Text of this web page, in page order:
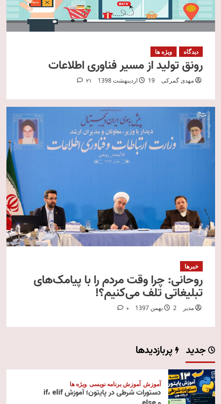
دیدگاه ویژه ها
رونق تولید از مسیر فناوری اطلاعات
مهدی گمرکی 19 اردیبهشت 1398 21
خبرها
روحانی: چرا وقت مردم را با پیامک‌های
تبلیغاتی تلف می‌کنیم؟!
مدیر 2 بهمن 1397 0
جدید پربازدیدها
آموزش آموزش برنامه نویسی ویژه ها
دستورات شرطی در پایتون؛ آموزش if، elif